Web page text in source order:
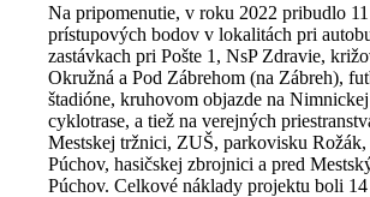
Na pripomenutie, v roku 2022 pribudlo
prístupových bodov v lokalitách pri
zastávkach pri Pošte 1, NsP Zdravie,
Okružná a Pod Zábrehom (na Zábreh),
štadióne, kruhovom objazde na
cyklotrase, a tiež na verejných
Mestskej tržnici, ZUŠ, parkovisku
Púchov, hasičskej zbrojnici a pred
Púchov. Celkové náklady projektu boli 14